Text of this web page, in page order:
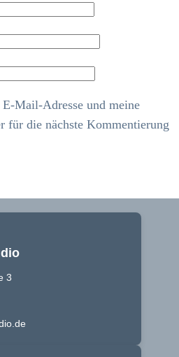
Mail-Adresse und meine
für die nächste Kommentierung
3